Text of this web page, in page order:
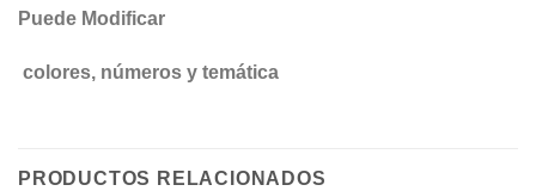
Puede Modificar
colores, números y temática
PRODUCTOS RELACIONADOS